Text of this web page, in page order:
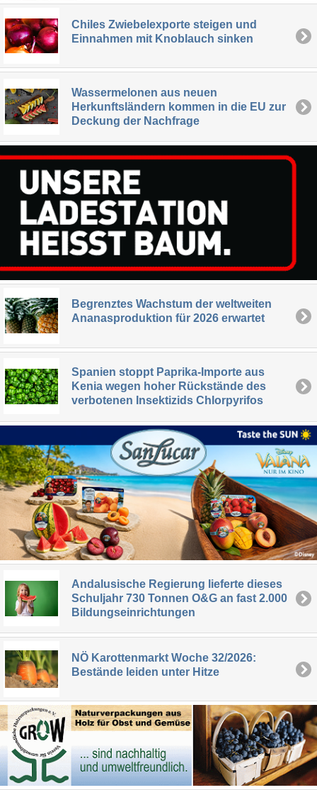
Chiles Zwiebelexporte steigen und
Einnahmen mit Knoblauch sinken
Wassermelonen aus neuen
Herkunftsländern kommen in die EU zur
Deckung der Nachfrage
Begrenztes Wachstum der weltweiten
Ananasproduktion für 2026 erwartet
Spanien stoppt Paprika-Importe aus
Kenia wegen hoher Rückstände des
verbotenen Insektizids Chlorpyrifos
Andalusische Regierung lieferte dieses
Schuljahr 730 Tonnen O&G an fast 2.000
Bildungseinrichtungen
NÖ Karottenmarkt Woche 32/2026:
Bestände leiden unter Hitze